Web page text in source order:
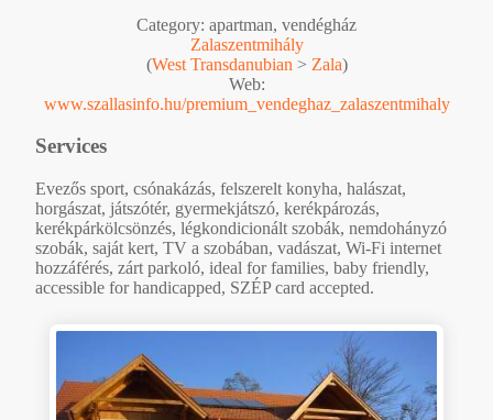
Category: apartman, vendégház
Zalaszentmihály
(West Transdanubian > Zala)
Web:
www.szallasinfo.hu/premium_vendeghaz_zalaszentmihaly
Services
Evezős sport, csónakázás, felszerelt konyha, halászat,
horgászat, játszótér, gyermekjátszó, kerékpározás,
kerékpárkölcsönzés, légkondicionált szobák, nemdohányzó
szobák, saját kert, TV a szobában, vadászat, Wi-Fi internet
hozzáférés, zárt parkoló, ideal for families, baby friendly,
accessible for handicapped, SZÉP card accepted.